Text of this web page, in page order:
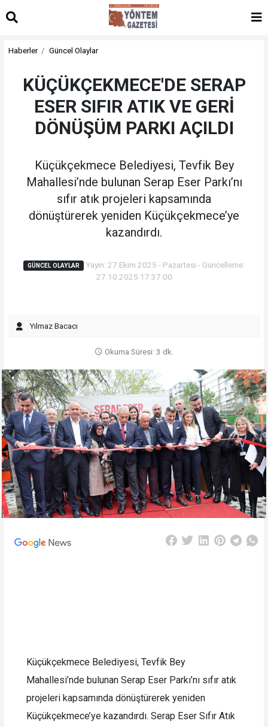
Haberler Güncel Olaylar
KÜÇÜKÇEKMECE'DE SERAP
ESER SIFIR ATIK VE GERİ
DÖNÜŞÜM PARKI AÇILDI
Küçükçekmece Belediyesi, Tevfik Bey
Mahallesi’nde bulunan Serap Eser Parkı’nı
sıfır atık projeleri kapsamında
dönüştürerek yeniden Küçükçekmece’ye
kazandırdı.
GÜNCEL OLAYLAR
Yayın: 27 Ekim 2025 - Pazartesi - Güncelleme:
27.10.2025 17:37:00
Yılmaz Bacacı
Okuma Süresi: 3 dk.
Küçükçekmece Belediyesi, Tevfik Bey
Mahallesi’nde bulunan Serap Eser Parkı’nı sıfır atık
projeleri kapsamında dönüştürerek yeniden
Küçükçekmece’ye kazandırdı. Serap Eser Sıfır Atık